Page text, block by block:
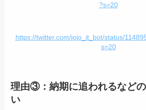
?s=20
https://twitter.com/jojo_it_bot/status/
s=20
理由③：納期に追われるなど
い